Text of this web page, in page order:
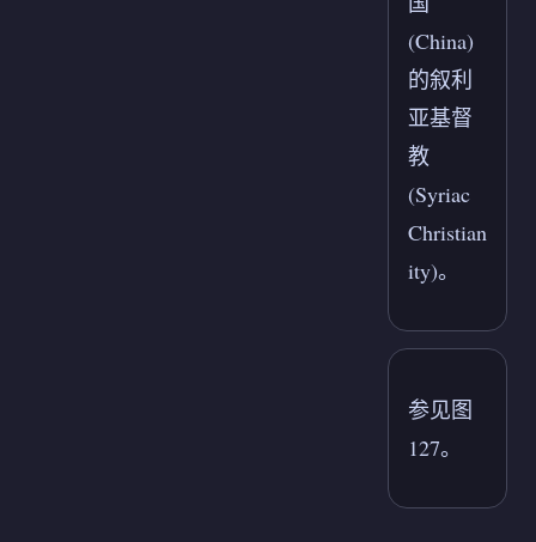
(China)
的叙利
亚基督
教
(Syriac
Christian
ity)。
参见图
127。